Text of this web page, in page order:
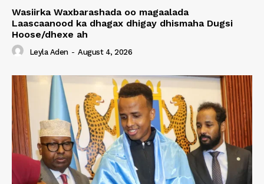
Wasiirka Waxbarashada oo magaalada
Laascaanood ka dhagax dhigay dhismaha Dugsi
Hoose/dhexe ah
Leyla Aden - August 4, 2026